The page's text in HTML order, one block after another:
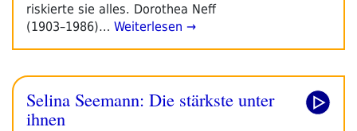
riskierte sie alles. Dorothea Neff
(1903–1986)… Weiterlesen →
Selina Seemann: Die stärkste unter
ihnen